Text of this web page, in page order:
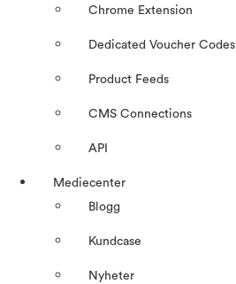
Chrome Extension
Dedicated Voucher Codes
Product Feeds
CMS Connections
API
Mediecenter
Blogg
Kundcase
Nyheter